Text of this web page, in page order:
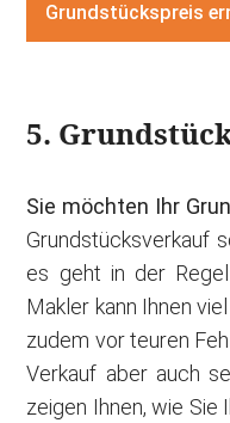
Grundstückspreis
5.
Sie möchten Ihr
Grundstücksverkauf
es geht in der
Makler kann Ihnen
zudem vor teuren
Verkauf aber auch
zeigen Ihnen, wie